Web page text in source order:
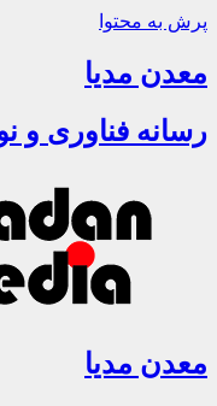
پرش به محتوا
معدن مدیا
رسانه فناوری و
معدن مدیا